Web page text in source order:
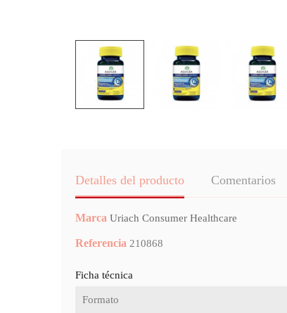
Detalles del producto Comentarios
Marca Uriach Consumer Healthcare
Referencia 210868
Ficha técnica
Formato